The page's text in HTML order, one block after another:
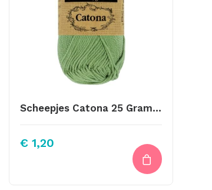
Scheepjes Catona 25 Gram Kleur 212
€ 1,20